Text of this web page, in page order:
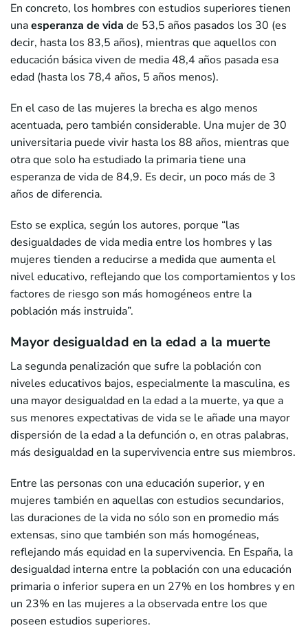
En concreto, los hombres con estudios superiores tienen
unaesperanza de vida de 53,5 años pasados los 30 (es
decir, hasta los 83,5 años), mientras que aquellos con
educación básica viven de media 48,4 años pasada esa
edad (hasta los 78,4 años, 5 años menos).
En el caso de las mujeres la brecha es algo menos
acentuada, pero también considerable. Una mujer de 30
universitaria puede vivir hasta los 88 años, mientras que
otra que solo ha estudiado la primaria tiene una
esperanza de vida de 84,9. Es decir, un poco más de 3
años de diferencia.
Esto se explica, según los autores, porque “las
desigualdades de vida media entre los hombres y las
mujeres tienden a reducirse a medida que aumenta el
nivel educativo, reflejando que los comportamientos y los
factores de riesgo son más homogéneos entre la
población más instruida”.
Mayor desigualdad en la edad a la muerte
La segunda penalización que sufre la población con
niveles educativos bajos, especialmente la masculina, es
una mayor desigualdad en la edad a la muerte, ya que a
sus menores expectativas de vida se le añade una mayor
dispersión de la edad a la defunción o, en otras palabras,
más desigualdad en la supervivencia entre sus miembros.
Entre las personas con una educación superior, y en
mujeres también en aquellas con estudios secundarios,
las duraciones de la vida no sólo son en promedio más
extensas, sino que también son más homogéneas,
reflejando más equidad en la supervivencia. En España, la
desigualdad interna entre la población con una educación
primaria o inferior supera en un 27% en los hombres y en
un 23% en las mujeres a la observada entre los que
poseen estudios superiores.